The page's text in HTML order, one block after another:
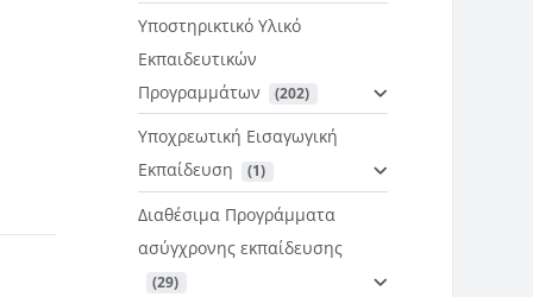
Υποστηρικτικό Υλικό
Εκπαιδευτικών
Προγραμμάτων
(202)
Υποχρεωτική Εισαγωγική
Εκπαίδευση
(1)
Διαθέσιμα Προγράμματα
ασύγχρονης εκπαίδευσης
(29)